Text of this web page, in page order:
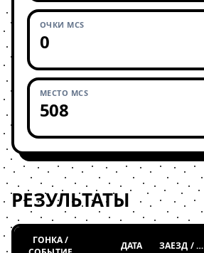
ОЧКИ MCS
0
МЕСТО MCS
508
РЕЗУЛЬТАТЫ
ГОНКА /
ДАТА ЗАЕЗД / ТАБЛИЦА